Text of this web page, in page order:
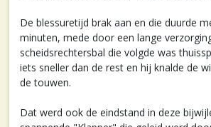
De blessuretijd brak aan en die duurde
minuten, mede door een lange
scheidsrechtersbal die volgde was
iets sneller dan de rest en hij knalde de
de touwen.
Dat werd ook de eindstand in deze